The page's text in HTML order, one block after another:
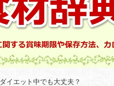
イエット中でも大丈夫？